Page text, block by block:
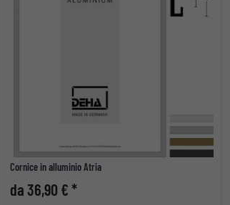
Cornice in alluminio Atria
da 36,90 € *